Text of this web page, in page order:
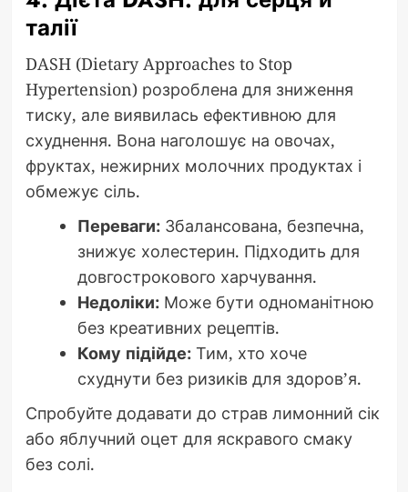
талії
DASH (Dietary Approaches to Stop
Hypertension) розроблена для зниження
тиску, але виявилась ефективною для
схуднення. Вона наголошує на овочах,
фруктах, нежирних молочних продуктах і
обмежує сіль.
Переваги:Збалансована, безпечна,
знижує холестерин. Підходить для
довгострокового харчування.
Недоліки:Може бути одноманітною
без креативних рецептів.
Кому підійде:Тим, хто хоче
схуднути без ризиків для здоров’я.
Спробуйте додавати до страв лимонний сік
або яблучний оцет для яскравого смаку
без солі.